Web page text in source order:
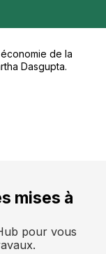
de la
Dasgupta.
mises à
pour vous